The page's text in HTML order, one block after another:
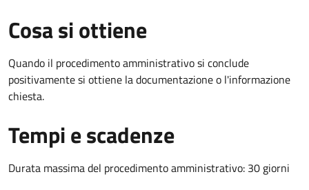
Cosa si ottiene
Quando il procedimento amministrativo si conclude
positivamente si ottiene la documentazione o l'informazione
chiesta.
Tempi e scadenze
Durata massima del procedimento amministrativo: 30 giorni